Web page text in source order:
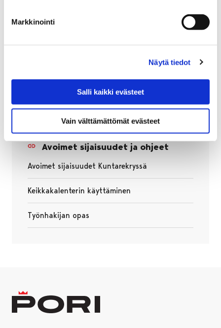
Markkinointi
Näytä tiedot
Salli kaikki evästeet
Vain välttämättömät evästeet
Kuntarekry-palvelussa
Muistathan pitää yhteys- ja hakemustietosi sekä
tarjota juuri sinulle sopivia keikkatöitä! Saat
päivitettyä tietojasi Kuntarekryn etusivun kautta
”Työnhakijalle”-osiosta. Sijaishakemuksesi on voimassa
kolme kuukautta tietojen päivittämisestä lähtien.
Avoimet sijaisuudet ja ohjeet
Avoimet sijaisuudet Kuntarekryssä
Avautuu uudessa välilehdessä
Keikkakalenterin käyttäminen
Avautuu uudessa välilehdessä
Työnhakijan opas
Avautuu uudessa välilehdessä